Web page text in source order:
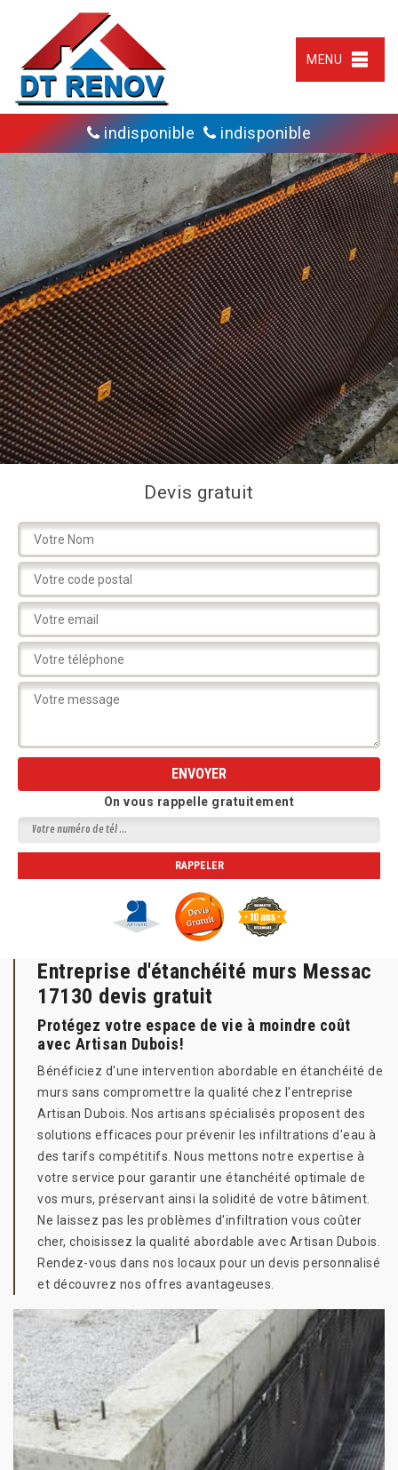
MENU
indisponible indisponible
Devis gratuit
On vous rappelle gratuitement
Entreprise d'étanchéité murs Messac
17130 devis gratuit
Protégez votre espace de vie à moindre coût
avec Artisan Dubois!
Bénéficiez d'une intervention abordable en étanchéité de
murs sans compromettre la qualité chez l'entreprise
Artisan Dubois. Nos artisans spécialisés proposent des
solutions efficaces pour prévenir les infiltrations d'eau à
des tarifs compétitifs. Nous mettons notre expertise à
votre service pour garantir une étanchéité optimale de
vos murs, préservant ainsi la solidité de votre bâtiment.
Ne laissez pas les problèmes d'infiltration vous coûter
cher, choisissez la qualité abordable avec Artisan Dubois.
Rendez-vous dans nos locaux pour un devis personnalisé
et découvrez nos offres avantageuses.